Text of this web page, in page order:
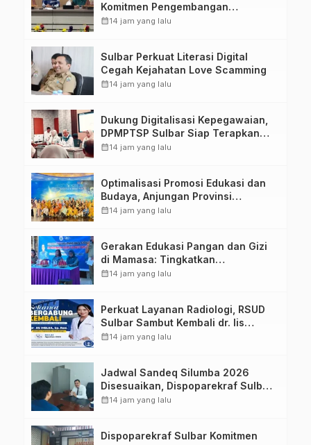
Komitmen Pengembangan
Kompetensi ASN melalui
calendar_month14 jam yang lalu
Sulbar Perkuat Literasi Digital
Cegah Kejahatan Love Scamming
calendar_month14 jam yang lalu
Dukung Digitalisasi Kepegawaian,
DPMPTSP Sulbar Siap Terapkan
Aplikasi FLEKSI ASN
calendar_month14 jam yang lalu
Optimalisasi Promosi Edukasi dan
Budaya, Anjungan Provinsi
Sulawesi Barat Perkuat Kolaborasi
calendar_month14 jam yang lalu
Gerakan Edukasi Pangan dan Gizi
di Mamasa: Tingkatkan
Pengetahuan dan Keterampilan
calendar_month14 jam yang lalu
Perkuat Layanan Radiologi, RSUD
Sulbar Sambut Kembali dr. Iis
Imelda, Sp.Rad
calendar_month14 jam yang lalu
Jadwal Sandeq Silumba 2026
Disesuaikan, Dispoparekraf Sulbar
Pastikan Persiapan Tetap
calendar_month14 jam yang lalu
Dispoparekraf Sulbar Komitmen